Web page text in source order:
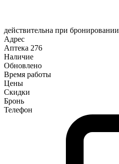
действительна при бронировании
Адрес
Аптека 276
Наличие
Обновлено
Время работы
Цены
Скидки
Бронь
Телефон